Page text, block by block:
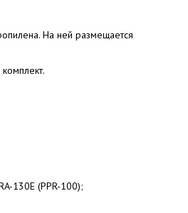
На ней размещается
130E (PPR-100);